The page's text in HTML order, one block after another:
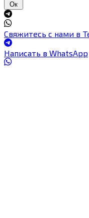
Ок
Свяжитесь с нами в
Написать в WhatsApp